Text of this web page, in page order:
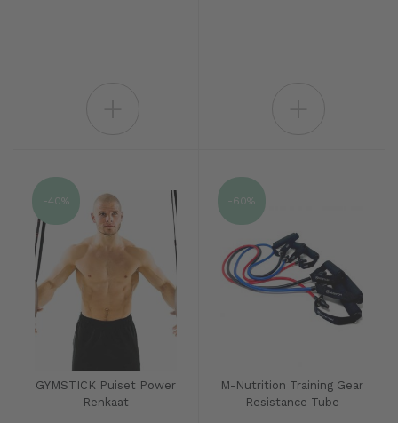
GYMSTICK Puiset Power
Renkaat
-40%
M-Nutrition Training Gear
Resistance Tube
-60%